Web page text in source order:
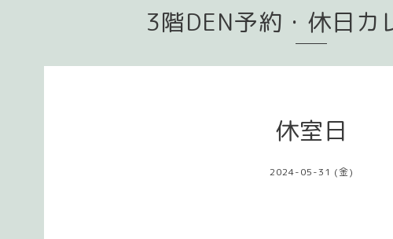
3階DEN予約・休日カ
休室日
2024-05-31 (金)